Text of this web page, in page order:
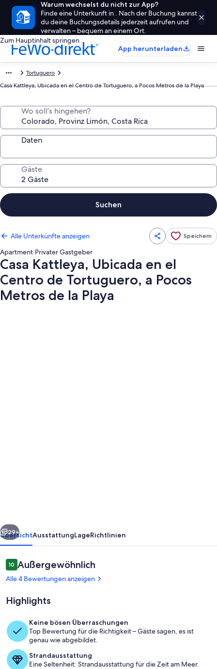
Warum wechselst du nicht zur App?
Finde eine Unterkunft in . Nach der Buchung kannst
du deine Buchungsdetails jederzeit aufrufen und
verwalten – bequem an einem Ort.
Zum Hauptinhalt springen
App herunterladen
Tortuguero
Casa Kattleya, Ubicada en el Centro de Tortuguero, a Pocos Metros de la Playa
Wo soll’s hingehen?
Daten
Gäste
Suchen
Alle Unterkünfte anzeigen Speichern
Apartment·Privater Gastgeber
Casa Kattleya, Ubicada en el
Centro de Tortuguero, a Pocos
Metros de la Playa
de
Tortuguero,
Pocos
de
Playa
Lobby
Weiter
29+
ÜbersichtAusstattungLageRichtlinien
Bewertungen
1010 von 10.
Außergewöhnlich
Alle 4 Bewertungen anzeigen
Highlights
Keine bösen Überraschungen
Top Bewertung für die Richtigkeit – Gäste sagen, es ist
genau wie abgebildet.
Strandausstattung
Eine Seltenheit: Strandausstattung für die Zeit am Meer.